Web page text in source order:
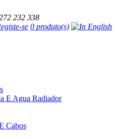
232 338
se 0 produto(s)
E Agua Radiador
Cabos